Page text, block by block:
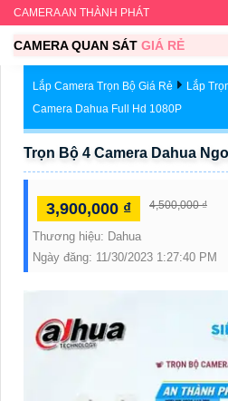
CAMERA AN THÀNH PHÁT
CAMERA QUAN SÁT GIÁ RẺ
Lắp Camera Trọn Bộ Giá Rẻ
Lắp
Camera Dahua Full Hd 1080P
Trọn Bộ 4 Camera Dahua
3,900,000 ₫ 4,500,000 ₫
Thương hiệu: Dahua
Ngày đăng: 11/30/2023 1:27:40 PM